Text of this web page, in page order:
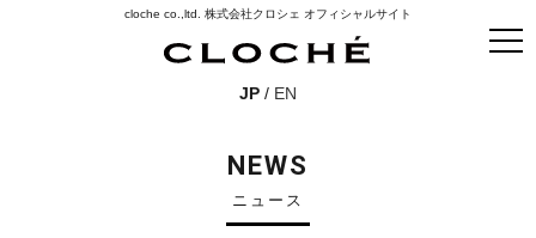
cloche co.,ltd. 株式会社クロシェ オフィシャルサイト
JP/ EN
NEWS
ニュース